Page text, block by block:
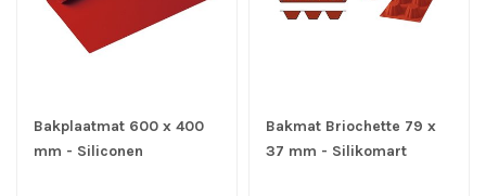
Bakplaatmat 600 x 400
mm - Siliconen
Bakmat Briochette 79 x
37 mm - Silikomart